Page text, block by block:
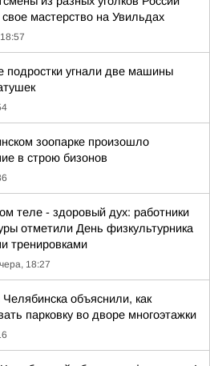
свое мастерство на Увильдах
подростки угнали две машины
зоопарке произошло
в строю бизонов
теле - здоровый дух: работники
отметили День физкультурника
тренировками
18:27
объяснили, как
парковку во дворе многоэтажки